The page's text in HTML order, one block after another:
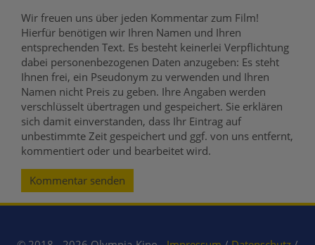
Wir freuen uns über jeden Kommentar zum Film!
Hierfür benötigen wir Ihren Namen und Ihren
entsprechenden Text. Es besteht keinerlei Verpflichtung
dabei personenbezogenen Daten anzugeben: Es steht
Ihnen frei, ein Pseudonym zu verwenden und Ihren
Namen nicht Preis zu geben. Ihre Angaben werden
verschlüsselt übertragen und gespeichert. Sie erklären
sich damit einverstanden, dass Ihr Eintrag auf
unbestimmte Zeit gespeichert und ggf. von uns entfernt,
kommentiert oder und bearbeitet wird.
Kommentar senden